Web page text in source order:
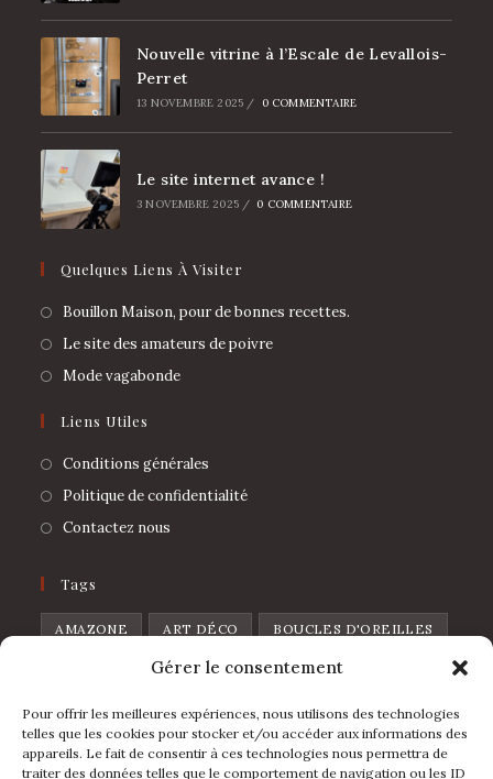
Gérer le consentement
Pour offrir les meilleures expériences, nous utilisons des technologies
telles que les cookies pour stocker et/ou accéder aux informations des
appareils. Le fait de consentir à ces technologies nous permettra de
traiter des données telles que le comportement de navigation ou les ID
Nouvelle vitrine à l’Escale de Levallois-
Perret
13 NOVEMBRE 2025 / 0 COMMENTAIRE
Le site internet avance !
3 NOVEMBRE 2025 / 0 COMMENTAIRE
Quelques Liens À Visiter
Bouillon Maison, pour de bonnes recettes.
Le site des amateurs de poivre
Mode vagabonde
Liens Utiles
Conditions générales
Politique de confidentialité
Contactez nous
Tags
AMAZONE ART DÉCO BOUCLES D'OREILLES
CHAT CŒUR CŒUR DE PIQUE
CŒUR SAUVAGE DISCO FEUILLES
FLOWERS FRAISE FRUIT